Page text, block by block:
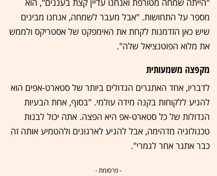
"הייתה שמחה מטורפת ואנחנו עדיין קצת בעננים", הוא
מספר על התחושות. "אבל מעבר לשמחה, אנחנו מבינים
שיש כאן הזדמנות לקחת את האימפקט של אסטריקס ולממש
את מלוא הפוטנציאל שלה".
מקפצה משמעותית
לדבריו, אחד האתגרים הגדולים ביותר של סטארט-אפים הוא
להגיע ללקוחות בקנה מידה עולמי. "בסוף, אחת הבעיות
הגדולות של כל סטארט-אפ היא הפצה. אתה יכול לבנות
טכנולוגיה מדהימה, אבל להגיע לארגונים ולהטמיע אותה זה
כבר אתגר אחר לגמרי".
- פרסומת -